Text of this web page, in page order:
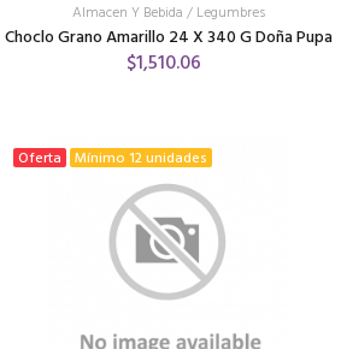
Almacen Y Bebida / Legumbres
Choclo Grano Amarillo 24 X 340 G Doña Pupa
$1,510.06
Oferta Mínimo 12 unidades